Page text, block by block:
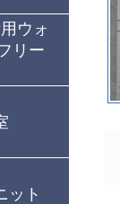
ウォ
リー
ット